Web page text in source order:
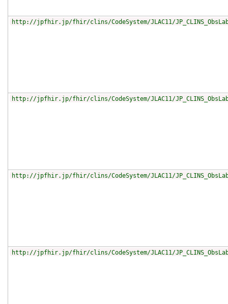
http://jpfhir.jp/fhir/clins/CodeSystem/JLAC11/
http://jpfhir.jp/fhir/clins/CodeSystem/JLAC11/
http://jpfhir.jp/fhir/clins/CodeSystem/JLAC11/
http://jpfhir.jp/fhir/clins/CodeSystem/JLAC11/